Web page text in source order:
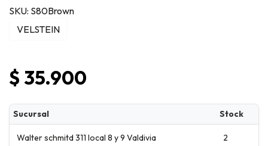
SKU: S80Brown
VELSTEIN
$ 35.900
Sucursal Stock
Walter schmitd 311 local 8 y 9 Valdivia 2